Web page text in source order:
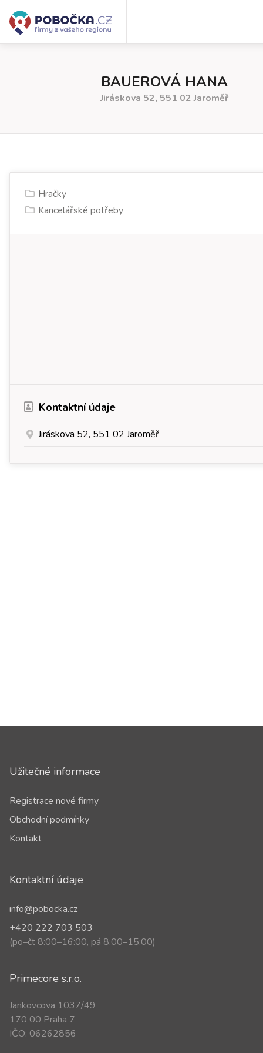
BAUEROVÁ HANA
Jiráskova 52, 551 02 Jaroměř
Hračky
Kancelářské potřeby
Kontaktní údaje
Jiráskova 52, 551 02 Jaroměř
Užitečné informace
Registrace nové firmy
Obchodní podmínky
Kontakt
Kontaktní údaje
info@pobocka.cz
+420 222 703 503
(po–čt 8:00–16:00, pá 8:00–15:00)
Primecore s.r.o.
Jankovcova 1037/49
170 00 Praha 7
IČO: 06262856